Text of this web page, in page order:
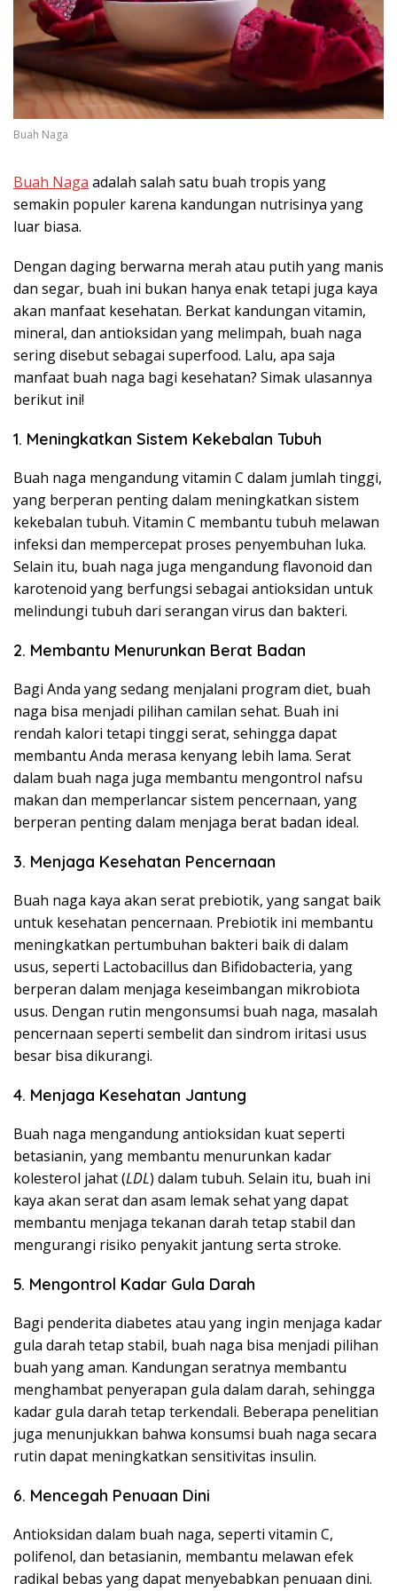
Buah Naga
Buah Naga adalah salah satu buah tropis yang
semakin populer karena kandungan nutrisinya yang
luar biasa.
Dengan daging berwarna merah atau putih yang manis
dan segar, buah ini bukan hanya enak tetapi juga kaya
akan manfaat kesehatan. Berkat kandungan vitamin,
mineral, dan antioksidan yang melimpah, buah naga
sering disebut sebagai superfood. Lalu, apa saja
manfaat buah naga bagi kesehatan? Simak ulasannya
berikut ini!
1. Meningkatkan Sistem Kekebalan Tubuh
Buah naga mengandung vitamin C dalam jumlah tinggi,
yang berperan penting dalam meningkatkan sistem
kekebalan tubuh. Vitamin C membantu tubuh melawan
infeksi dan mempercepat proses penyembuhan luka.
Selain itu, buah naga juga mengandung flavonoid dan
karotenoid yang berfungsi sebagai antioksidan untuk
melindungi tubuh dari serangan virus dan bakteri.
2. Membantu Menurunkan Berat Badan
Bagi Anda yang sedang menjalani program diet, buah
naga bisa menjadi pilihan camilan sehat. Buah ini
rendah kalori tetapi tinggi serat, sehingga dapat
membantu Anda merasa kenyang lebih lama. Serat
dalam buah naga juga membantu mengontrol nafsu
makan dan memperlancar sistem pencernaan, yang
berperan penting dalam menjaga berat badan ideal.
3. Menjaga Kesehatan Pencernaan
Buah naga kaya akan serat prebiotik, yang sangat baik
untuk kesehatan pencernaan. Prebiotik ini membantu
meningkatkan pertumbuhan bakteri baik di dalam
usus, seperti Lactobacillus dan Bifidobacteria, yang
berperan dalam menjaga keseimbangan mikrobiota
usus. Dengan rutin mengonsumsi buah naga, masalah
pencernaan seperti sembelit dan sindrom iritasi usus
besar bisa dikurangi.
4. Menjaga Kesehatan Jantung
Buah naga mengandung antioksidan kuat seperti
betasianin, yang membantu menurunkan kadar
kolesterol jahat (LDL) dalam tubuh. Selain itu, buah ini
kaya akan serat dan asam lemak sehat yang dapat
membantu menjaga tekanan darah tetap stabil dan
mengurangi risiko penyakit jantung serta stroke.
5. Mengontrol Kadar Gula Darah
Bagi penderita diabetes atau yang ingin menjaga kadar
gula darah tetap stabil, buah naga bisa menjadi pilihan
buah yang aman. Kandungan seratnya membantu
menghambat penyerapan gula dalam darah, sehingga
kadar gula darah tetap terkendali. Beberapa penelitian
juga menunjukkan bahwa konsumsi buah naga secara
rutin dapat meningkatkan sensitivitas insulin.
6. Mencegah Penuaan Dini
Antioksidan dalam buah naga, seperti vitamin C,
polifenol, dan betasianin, membantu melawan efek
radikal bebas yang dapat menyebabkan penuaan dini.